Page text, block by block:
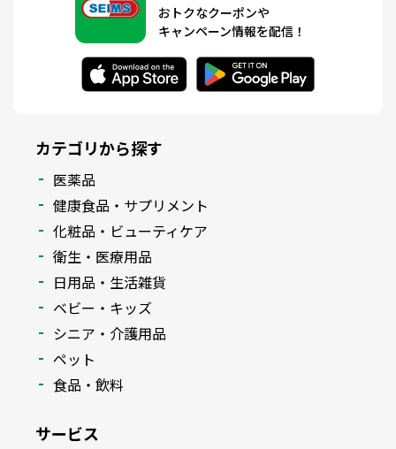
おトクなクーポンや
キャンペーン情報を配信！
カテゴリから探す
医薬品
健康食品・サプリメント
化粧品・ビューティケア
衛生・医療用品
日用品・生活雑貨
ベビー・キッズ
シニア・介護用品
ペット
食品・飲料
サービス